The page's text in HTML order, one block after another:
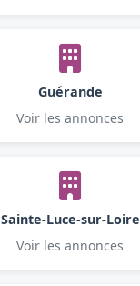
Guérande
Voir les annonces
Sainte-Luce-sur-Loire
Voir les annonces